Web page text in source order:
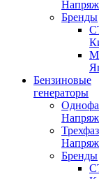
Бренды
Бензиновые
генераторы
Бренды